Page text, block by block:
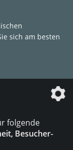
sich am besten
der
folgende
Besucher-